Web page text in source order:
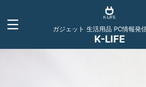
ガジェット 生活用品 PC情報発
K-LIFE